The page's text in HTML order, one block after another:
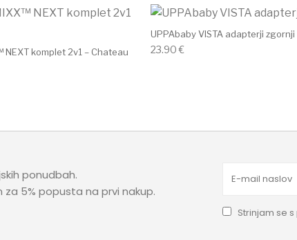
NEXT komplet 2v1 – Chateau
UPPAbaby VISTA adapterji zgornji
23.90€
ponudbah.
5% popusta na prvi nakup.
Strinjam se s